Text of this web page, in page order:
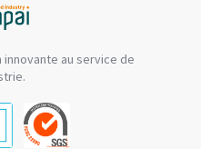
innovante au service de